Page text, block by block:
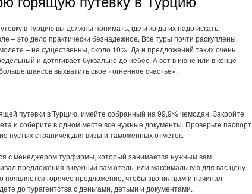
в Турцию вы должны понимать, где и когда их надо искать.
– это дело практически безнадежное. Все туры почти раскуплены.
– не существенны, около 10%. Да и предложений таких очень
и дотягивает буквально до небес. А вот в июне или в конце
шансов выхватить свое «огненное счастье».
путевки в Турцию, имейте собранный на 99,9% чемодан. Закройте
и соберите в одном месте все нужные документы. Проверьте паспорт
пустых страничек для визы и таможенных отметок.
с менеджером турфирмы, который занимается нужным вам
предложения в нужный вам отель, или максимальную для вас цену
появляется горячее предложение, чтобы звонил вам и начинал
до турагентства с деньгами, детьми и документами.